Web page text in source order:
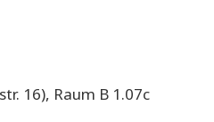
16), Raum B 1.07c